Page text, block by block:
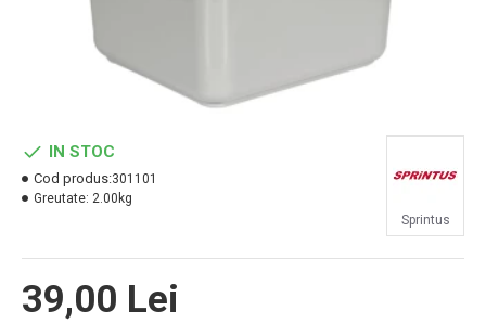
39,00 Lei
IN STOC
Cod produs:301101
Greutate: 2.00kg
Sprintus